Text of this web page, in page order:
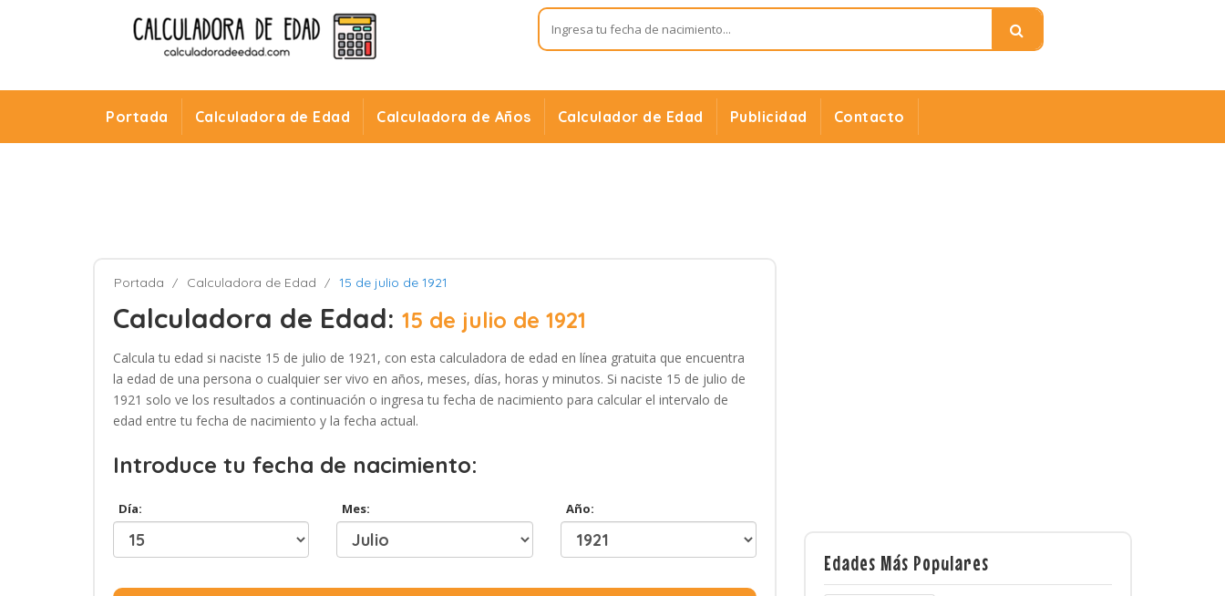
Portada Calculadora de Edad Calculadora de Años Calculador de Edad Publicidad Contacto
Portada Calculadora de Edad 15 de julio de 1921
Calculadora de Edad: 15 de julio de 1921
Calcula tu edad si naciste 15 de julio de 1921, con esta calculadora de edad en línea gratuita que encuentra
la edad de una persona o cualquier ser vivo en años, meses, días, horas y minutos. Si naciste 15 de julio de
1921 solo ve los resultados a continuación o ingresa tu fecha de nacimiento para calcular el intervalo de
edad entre tu fecha de nacimiento y la fecha actual.
Introduce tu fecha de nacimiento:
Día: Mes: Año:
Edades Más Populares